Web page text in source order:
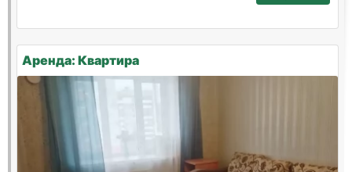
Аренда: Квартира